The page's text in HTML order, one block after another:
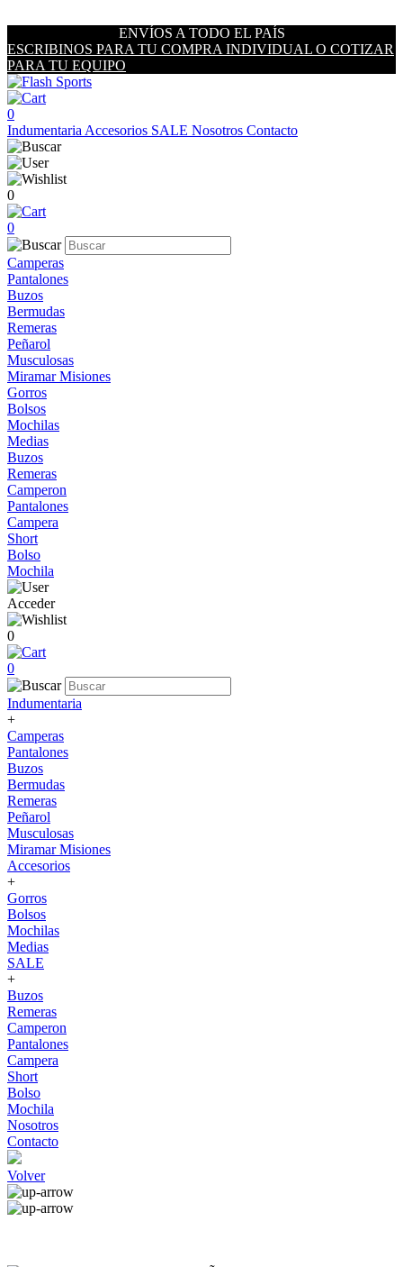
ENVÍOS A TODO EL PAÍS
ESCRIBINOS PARA TU COMPRA INDIVIDUAL O COTIZAR
PARA TU EQUIPO
0
Indumentaria Accesorios SALE Nosotros Contacto
0
0
Camperas
Pantalones
Buzos
Bermudas
Remeras
Peñarol
Musculosas
Miramar Misiones
Gorros
Bolsos
Mochilas
Medias
Buzos
Remeras
Camperon
Pantalones
Campera
Short
Bolso
Mochila
Acceder
0
0
Indumentaria
+
Camperas
Pantalones
Buzos
Bermudas
Remeras
Peñarol
Musculosas
Miramar Misiones
Accesorios
+
Gorros
Bolsos
Mochilas
Medias
SALE
+
Buzos
Remeras
Camperon
Pantalones
Campera
Short
Bolso
Mochila
Nosotros
Contacto
Volver